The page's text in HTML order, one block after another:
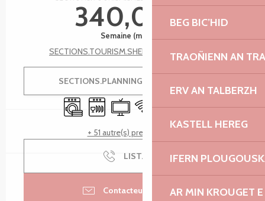
BEG BIC’HID
TRAOÑIENN AN
ERV AN TALBERZH
KASTELL HEREG
IFERN
AR MIN KROUGET
340,00 €
Semaine (meublé)
SECTIONS.TOURISM.SHEET.TARIFFS.SEE_ALL
SECTIONS.PLANNING.MENU.ORDER
Lave lingeLave vaisselle
Télévision
WiFi
+ 51 autre(s) prestation(s)
LIST.CALL
Contacteur par email